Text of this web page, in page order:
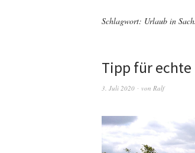
Schlagwort: Urlaub in
Tipp für
3. Juli 2020 von Ralf